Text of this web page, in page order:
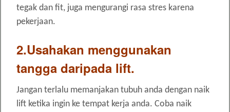
tegak dan fit, juga mengurangi rasa stres karena
pekerjaan.
2.Usahakan menggunakan
tangga daripada lift.
Jangan terlalu memanjakan tubuh anda dengan naik
lift ketika ingin ke tempat kerja anda. Coba naik